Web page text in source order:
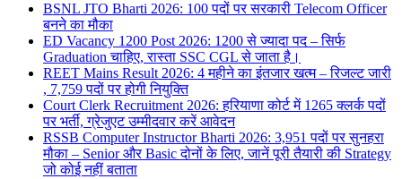
BSNL JTO Bharti 2026: 100 पदों पर सरकारी Telecom Officer
बनने का मौका
ED Vacancy 1200 Post 2026: 1200 से ज्यादा पद – सिर्फ
Graduation चाहिए, रास्ता SSC CGL से जाता है।
REET Mains Result 2026: 4 महीने का इंतजार खत्म – रिजल्ट जारी
, 7,759 पदों पर होगी नियुक्ति
Court Clerk Recruitment 2026: हरियाणा कोर्ट में 1265 क्लर्क पदों
पर भर्ती, ग्रेजुएट उम्मीदवार करें आवेदन
RSSB Computer Instructor Bharti 2026: 3,951 पदों पर सुनहरा
मौका – Senior और Basic दोनों के लिए, जानें पूरी तैयारी की Strategy
जो कोई नहीं बताता